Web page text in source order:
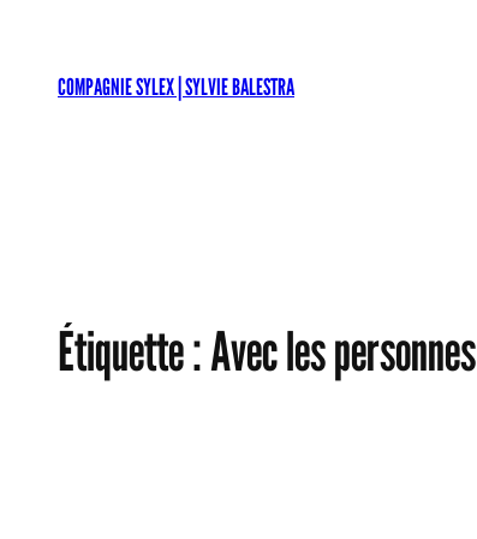
contenuCOMPAGNIE SYLEX | SYLVIE BALESTRA
Étiquette :Avec les personnes